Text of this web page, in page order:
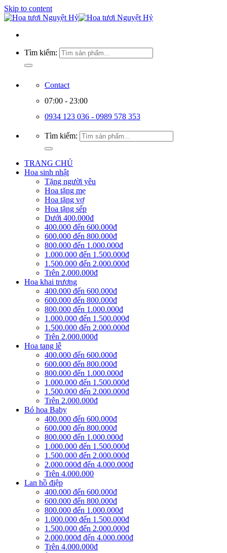
Skip to content
Tìm kiếm:
Contact
07:00 - 23:00
0934 123 036 - 0989 578 353
Tìm kiếm:
TRANG CHỦ
Hoa sinh nhật
Tặng người yêu
Hoa tặng mẹ
Hoa tặng vợ
Hoa tặng sếp
Dưới 400.000đ
400.000 đến 600.000đ
600.000 đến 800.000đ
800.000 đến 1.000.000đ
1.000.000 đến 1.500.000đ
1.500.000 đến 2.000.000đ
Trên 2.000.000đ
Hoa khai trương
400.000 đến 600.000đ
600.000 đến 800.000đ
800.000 đến 1.000.000đ
1.000.000 đến 1.500.000đ
1.500.000 đến 2.000.000đ
Trên 2.000.000đ
Hoa tang lễ
400.000 đến 600.000đ
600.000 đến 800.000đ
800.000 đến 1.000.000đ
1.000.000 đến 1.500.000đ
1.500.000 đến 2.000.000đ
Trên 2.000.000đ
Bó hoa Baby
400.000 đến 600.000đ
600.000 đến 800.000đ
800.000 đến 1.000.000đ
1.000.000 đến 1.500.000đ
1.500.000 đến 2.000.000đ
2.000.000đ đến 4.000.000đ
Trên 4.000.000
Lan hồ điệp
400.000 đến 600.000đ
600.000 đến 800.000đ
800.000 đến 1.000.000đ
1.000.000 đến 1.500.000đ
1.500.000 đến 2.000.000đ
2.000.000đ đến 4.000.000đ
Trên 4.000.000đ